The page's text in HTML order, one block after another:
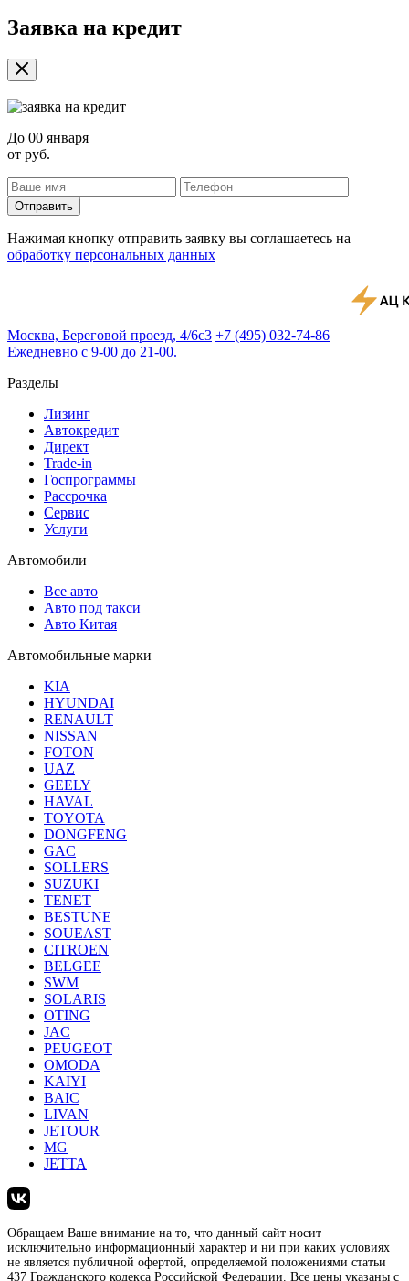
Заявка на кредит
До 00 января
от руб.
Отправить
Нажимая кнопку отправить заявку вы соглашаетесь на
обработку персональных данных
Москва, Береговой проезд, 4/6с3 +7 (495) 032-74-86
Ежедневно с 9-00 до 21-00.
Разделы
Лизинг
Автокредит
Директ
Trade-in
Госпрограммы
Рассрочка
Сервис
Услуги
Автомобили
Все авто
Авто под такси
Авто Китая
Автомобильные марки
KIA
HYUNDAI
RENAULT
NISSAN
FOTON
UAZ
GEELY
HAVAL
TOYOTA
DONGFENG
GAC
SOLLERS
SUZUKI
TENET
BESTUNE
SOUEAST
CITROEN
BELGEE
SWM
SOLARIS
OTING
JAC
PEUGEOT
OMODA
KAIYI
BAIC
LIVAN
JETOUR
MG
JETTA
Обращаем Ваше внимание на то, что данный сайт носит
исключительно информационный характер и ни при каких условиях
не является публичной офертой, определяемой положениями статьи
437 Гражданского кодекса Российской Федерации. Все цены указаны с